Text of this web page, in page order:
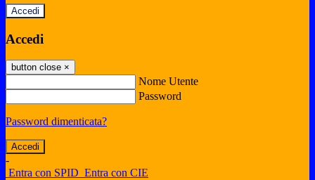
Accedi
Accedi
button close ×
Nome Utente
Password
Password dimenticata?
-
Entra con SPID Entra con CIE